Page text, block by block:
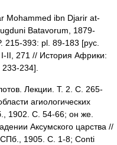
Mohammed ibn Djarir at-
Batavorum, 1879-
215-393: pl. 89-183 [рус.
II, 271 // История Африки:
234].
Лекции. Т. 2. C. 265-
агиологических
1902. С. 54-66; он же.
Аксумского царства //
1905. С. 1-8; Conti